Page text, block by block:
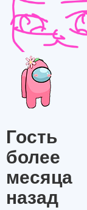
Гость
более
месяца
назад